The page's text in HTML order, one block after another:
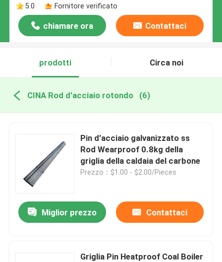
5.0
Fornitore verificato
chiamare ora Contattaci
prodotti Circa noi
CINA Rod d'acciaio rotondo (6)
Pin d'acciaio galvanizzato ss
Rod Wearproof 0.8kg della
griglia della caldaia del carbone
Prezzo：$1.00 - $2.00/Pieces
Miglior prezzo Contattaci
Griglia Pin Heatproof Coal Boiler